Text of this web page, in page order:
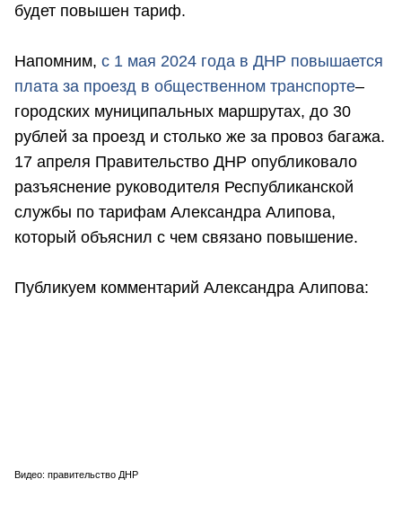
будет повышен тариф.
Напомним, с 1 мая 2024 года в ДНР повышается
плата за проезд в общественном транспорте–
городских муниципальных маршрутах, до 30
рублей за проезд и столько же за провоз багажа.
17 апреля Правительство ДНР опубликовало
разъяснение руководителя Республиканской
службы по тарифам Александра Алипова,
который объяснил с чем связано повышение.
Публикуем комментарий Александра Алипова:
Видео: правительство ДНР